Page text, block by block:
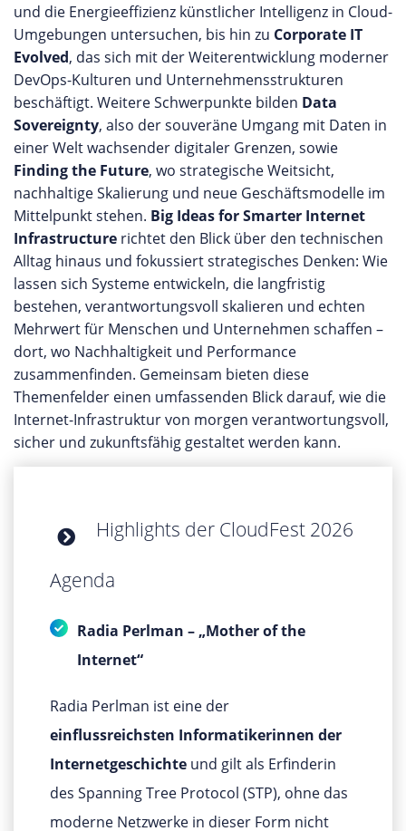
und die Energieeffizienz künstlicher Intelligenz in Cloud-
Umgebungen untersuchen, bis hin zu Corporate IT
Evolved, das sich mit der Weiterentwicklung moderner
DevOps-Kulturen und Unternehmensstrukturen
beschäftigt. Weitere Schwerpunkte bilden Data
Sovereignty, also der souveräne Umgang mit Daten in
einer Welt wachsender digitaler Grenzen, sowie
Finding the Future, wo strategische Weitsicht,
nachhaltige Skalierung und neue Geschäftsmodelle im
Mittelpunkt stehen. Big Ideas for Smarter Internet
Infrastructure richtet den Blick über den technischen
Alltag hinaus und fokussiert strategisches Denken: Wie
lassen sich Systeme entwickeln, die langfristig
bestehen, verantwortungsvoll skalieren und echten
Mehrwert für Menschen und Unternehmen schaffen –
dort, wo Nachhaltigkeit und Performance
zusammenfinden. Gemeinsam bieten diese
Themenfelder einen umfassenden Blick darauf, wie die
Internet-Infrastruktur von morgen verantwortungsvoll,
sicher und zukunftsfähig gestaltet werden kann.
Highlights der CloudFest 2026
Agenda
Radia Perlman – „Mother of the
Internet“
Radia Perlman ist eine der
einflussreichsten Informatikerinnen der
Internetgeschichte und gilt als Erfinderin
des Spanning Tree Protocol (STP), ohne das
moderne Netzwerke in dieser Form nicht